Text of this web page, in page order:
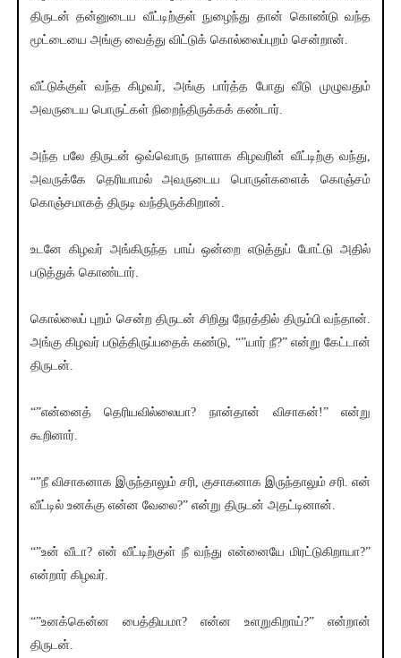
திருடன் தன்னுடைய வீட்டிற்குள் நுழைந்து தான் கொண்டு வந்த
மூட்டையை அங்கு வைத்து விட்டுக் கொல்லைப்புறம் சென்றான்.
வீட்டுக்குள் வந்த கிழவர், அங்கு பார்த்த போது வீடு முழுவதும்
அவருடைய பொருட்கள் நிறைந்திருக்கக் கண்டார்.
அந்த பலே திருடன் ஒவ்வொரு நாளாக கிழவரின் வீட்டிற்கு வந்து,
அவருக்கே தெரியாமல் அவருடைய பொருள்களைக் கொஞ்சம்
கொஞ்சமாகத் திருடி வந்திருக்கிறான்.
உடனே கிழவர் அங்கிருந்த பாய் ஒன்றை எடுத்துப் போட்டு அதில்
படுத்துக் கொண்டார்.
கொல்லைப் புறம் சென்ற திருடன் சிறிது நேரத்தில் திரும்பி வந்தான்.
அங்கு கிழவர் படுத்திருப்பதைக் கண்டு, “”யார் நீ?” என்று கேட்டான்
திருடன்.
“”என்னைத் தெரியவில்லையா? நான்தான் விசாகன்!” என்று
கூறினார்.
“”நீ விசாகனாக இருந்தாலும் சரி, குசாகனாக இருந்தாலும் சரி. என்
வீட்டில் உனக்கு என்ன வேலை?” என்று திருடன் அதட்டினான்.
“”உன் வீடா? என் வீட்டிற்குள் நீ வந்து என்னையே மிரட்டுகிறாயா?”
என்றார் கிழவர்.
“”உனக்கென்ன பைத்தியமா? என்ன உளறுகிறாய்?” என்றான்
திருடன்.